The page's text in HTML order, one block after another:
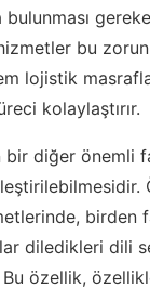
bu
lojistik
kolaylaştırır.
bir diğer önemli
birden
diledikleri dili
Bu özellik,